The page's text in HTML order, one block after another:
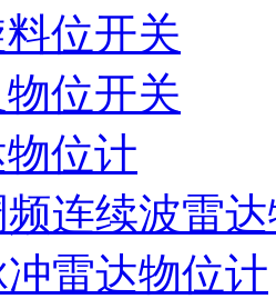
料位开关
位开关
位计
连续波雷
冲雷达物位计